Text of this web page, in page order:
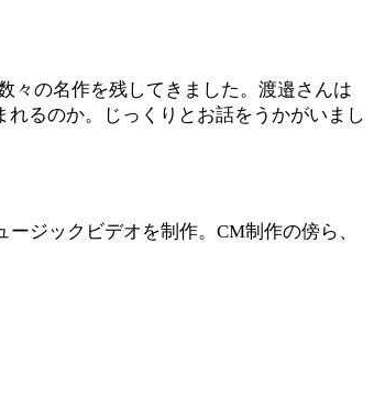
々の名作を残してきました。渡邉さんは
るのか。じっくりとお話をうかがいまし
ジックビデオを制作。CM制作の傍ら、